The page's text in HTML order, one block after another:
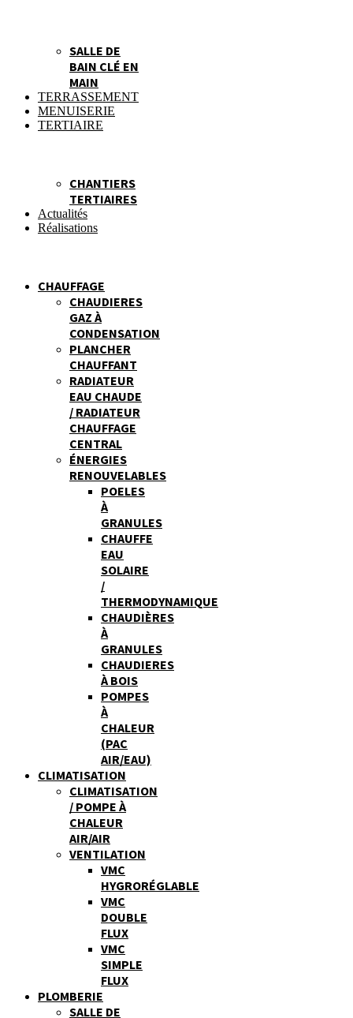
SALLE DE
BAIN CLÉ EN
MAIN
TERRASSEMENT
MENUISERIE
TERTIAIRE
CHANTIERS
TERTIAIRES
Actualités
Réalisations
CHAUFFAGE
CHAUDIERES
GAZ À
CONDENSATION
PLANCHER
CHAUFFANT
RADIATEUR
EAU CHAUDE
/ RADIATEUR
CHAUFFAGE
CENTRAL
ÉNERGIES
RENOUVELABLES
POELES
À
GRANULES
CHAUFFE
EAU
SOLAIRE
/
THERMODYNAMIQUE
CHAUDIÈRES
À
GRANULES
CHAUDIERES
À BOIS
POMPES
À
CHALEUR
(PAC
AIR/EAU)
CLIMATISATION
CLIMATISATION
/ POMPE À
CHALEUR
AIR/AIR
VENTILATION
VMC
HYGRORÉGLABLE
VMC
DOUBLE
FLUX
VMC
SIMPLE
FLUX
PLOMBERIE
SALLE DE